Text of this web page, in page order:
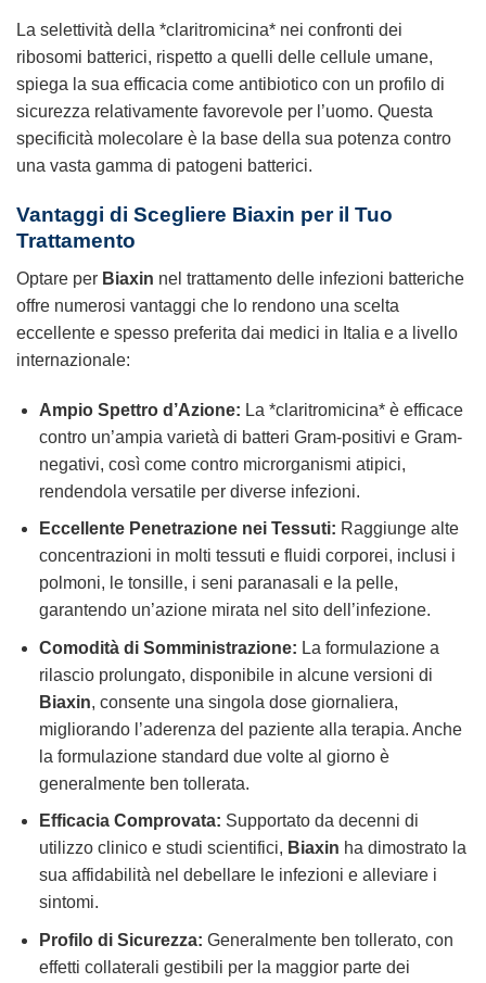
La selettività della *claritromicina* nei confronti dei
ribosomi batterici, rispetto a quelli delle cellule umane,
spiega la sua efficacia come antibiotico con un profilo di
sicurezza relativamente favorevole per l’uomo. Questa
specificità molecolare è la base della sua potenza contro
una vasta gamma di patogeni batterici.
Vantaggi di Scegliere Biaxin per il Tuo
Trattamento
Optare per Biaxin nel trattamento delle infezioni batteriche
offre numerosi vantaggi che lo rendono una scelta
eccellente e spesso preferita dai medici in Italia e a livello
internazionale:
Ampio Spettro d’Azione: La *claritromicina* è efficace
contro un’ampia varietà di batteri Gram-positivi e Gram-
negativi, così come contro microrganismi atipici,
rendendola versatile per diverse infezioni.
Eccellente Penetrazione nei Tessuti: Raggiunge alte
concentrazioni in molti tessuti e fluidi corporei, inclusi i
polmoni, le tonsille, i seni paranasali e la pelle,
garantendo un’azione mirata nel sito dell’infezione.
Comodità di Somministrazione: La formulazione a
rilascio prolungato, disponibile in alcune versioni di
Biaxin, consente una singola dose giornaliera,
migliorando l’aderenza del paziente alla terapia. Anche
la formulazione standard due volte al giorno è
generalmente ben tollerata.
Efficacia Comprovata: Supportato da decenni di
utilizzo clinico e studi scientifici, Biaxin ha dimostrato la
sua affidabilità nel debellare le infezioni e alleviare i
sintomi.
Profilo di Sicurezza: Generalmente ben tollerato, con
effetti collaterali gestibili per la maggior parte dei